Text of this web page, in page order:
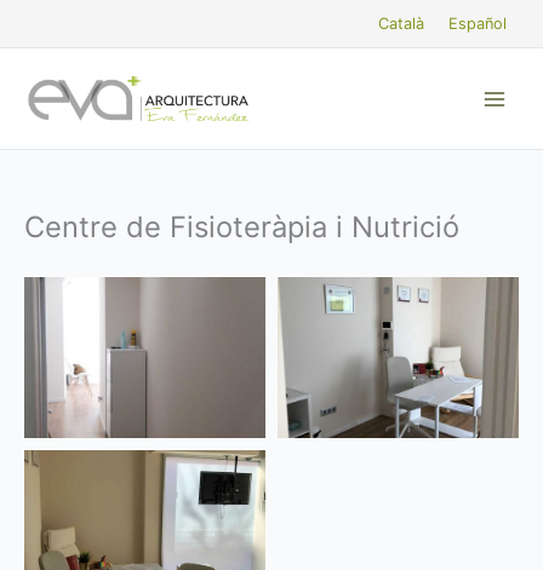
Català Español
Centre de Fisioteràpia i Nutrició